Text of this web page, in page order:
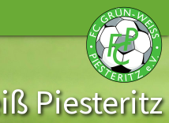
Piesteritz